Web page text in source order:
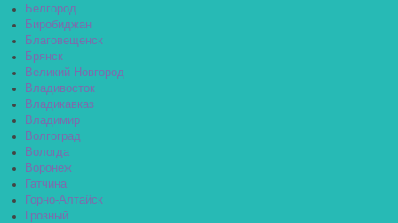
Белгород
Биробиджан
Благовещенск
Брянск
Великий Новгород
Владивосток
Владикавказ
Владимир
Волгоград
Вологда
Воронеж
Гатчина
Горно-Алтайск
Грозный